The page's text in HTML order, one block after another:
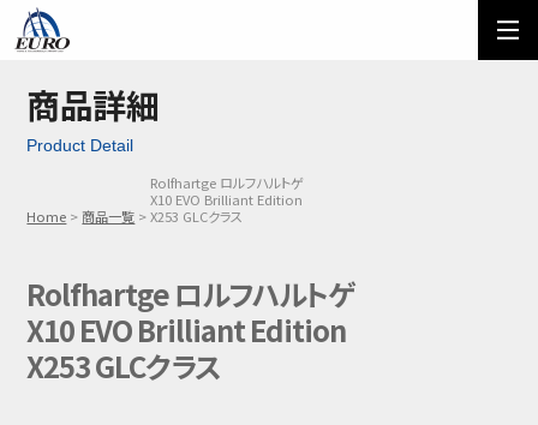
ご利用方法
メール問い合わせ
03-5674-7742
商品詳細
Product Detail
Home 商品一覧
Rolfhartge ロルフハルトゲ
X10 EVO Brilliant Edition
X253 GLCクラス
Rolfhartge ロルフハルトゲ
X10 EVO Brilliant Edition
X253 GLCクラス